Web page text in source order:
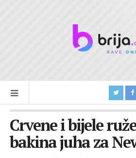
Crvene i bijele
bakina juha za